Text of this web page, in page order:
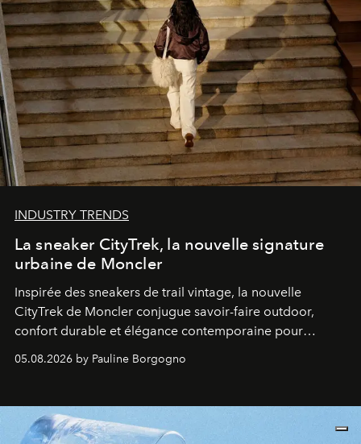
INDUSTRY TRENDS
La sneaker CityTrek, la nouvelle signature
urbaine de Moncler
Inspirée des sneakers de trail vintage, la nouvelle
CityTrek de Moncler conjugue savoir-faire outdoor,
confort durable et élégance contemporaine pour
accompagner les explorations du quotidien.
05.08.2026 by Pauline Borgogno